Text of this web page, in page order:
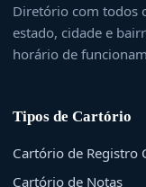
Diretório com todos
estado, cidade e
horário de
Tipos de Cartório
Cartório de Registro
Cartório de Notas